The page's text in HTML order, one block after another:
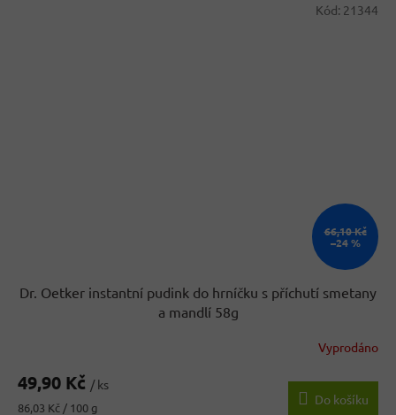
66,10 Kč
–24 %
Dr. Oetker instantní pudink do hrníčku s příchutí smetany
a mandlí 58g
Vyprodáno
49,90 Kč / ks
Měrná
86,03 Kč / 100 g
Do košíku
Kód: 21344